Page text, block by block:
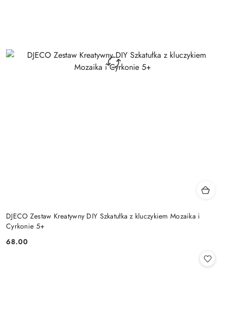
DJECO Zestaw Kreatywny DIY Szkatułka z kluczykiem Mozaika i
Cyrkonie 5+
Cena:
68.00